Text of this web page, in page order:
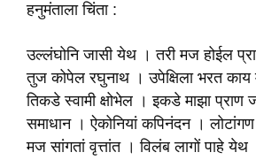
हनुमंताला चिंता :
उल्लंघोनि जासी येथ । तरी मज होईल
तुज कोपेल रघुनाथ । उपेक्षिला भरत काय
तिकडे स्वामी क्षोभेल । इकडे माझा प्राण
समाधान । ऐकोनियां कपिनंदन ।
मज सांगतां वृत्तांत । विलंब लागों पाहे येथ